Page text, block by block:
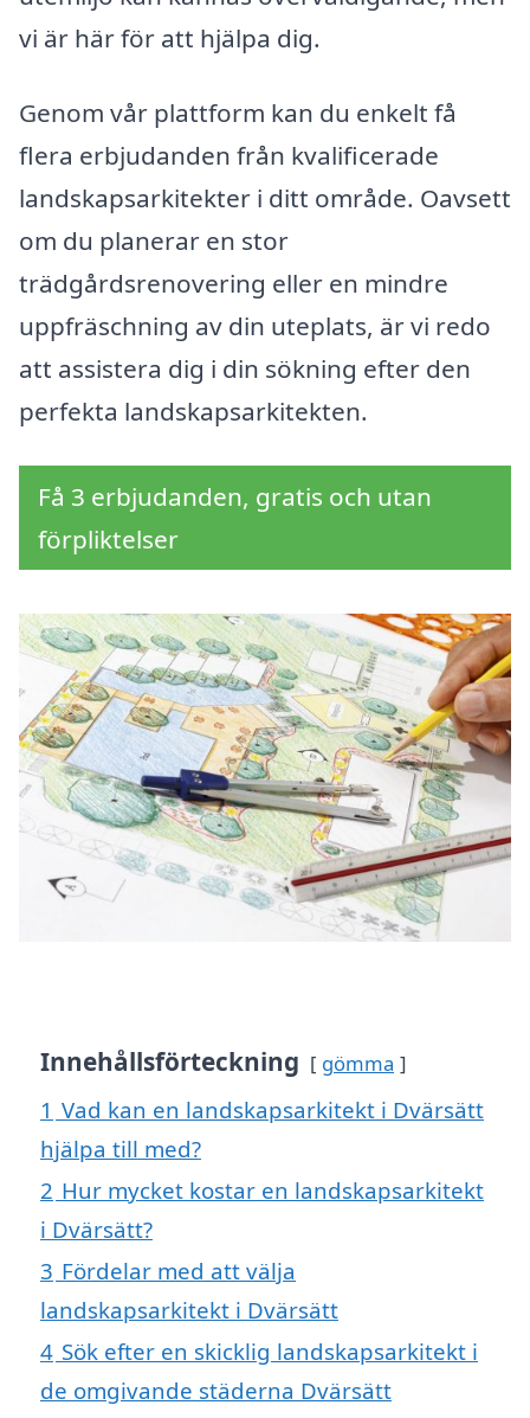
vi är här för att hjälpa dig.
Genom vår plattform kan du enkelt få
flera erbjudanden från kvalificerade
landskapsarkitekter i ditt område. Oavsett
om du planerar en stor
trädgårdsrenovering eller en mindre
uppfräschning av din uteplats, är vi redo
att assistera dig i din sökning efter den
perfekta landskapsarkitekten.
Få 3 erbjudanden, gratis och utan
förpliktelser
Innehållsförteckning gömma
1 Vad kan en landskapsarkitekt i Dvärsätt
hjälpa till med?
2 Hur mycket kostar en landskapsarkitekt
i Dvärsätt?
3 Fördelar med att välja
landskapsarkitekt i Dvärsätt
4 Sök efter en skicklig landskapsarkitekt i
de omgivande städerna Dvärsätt